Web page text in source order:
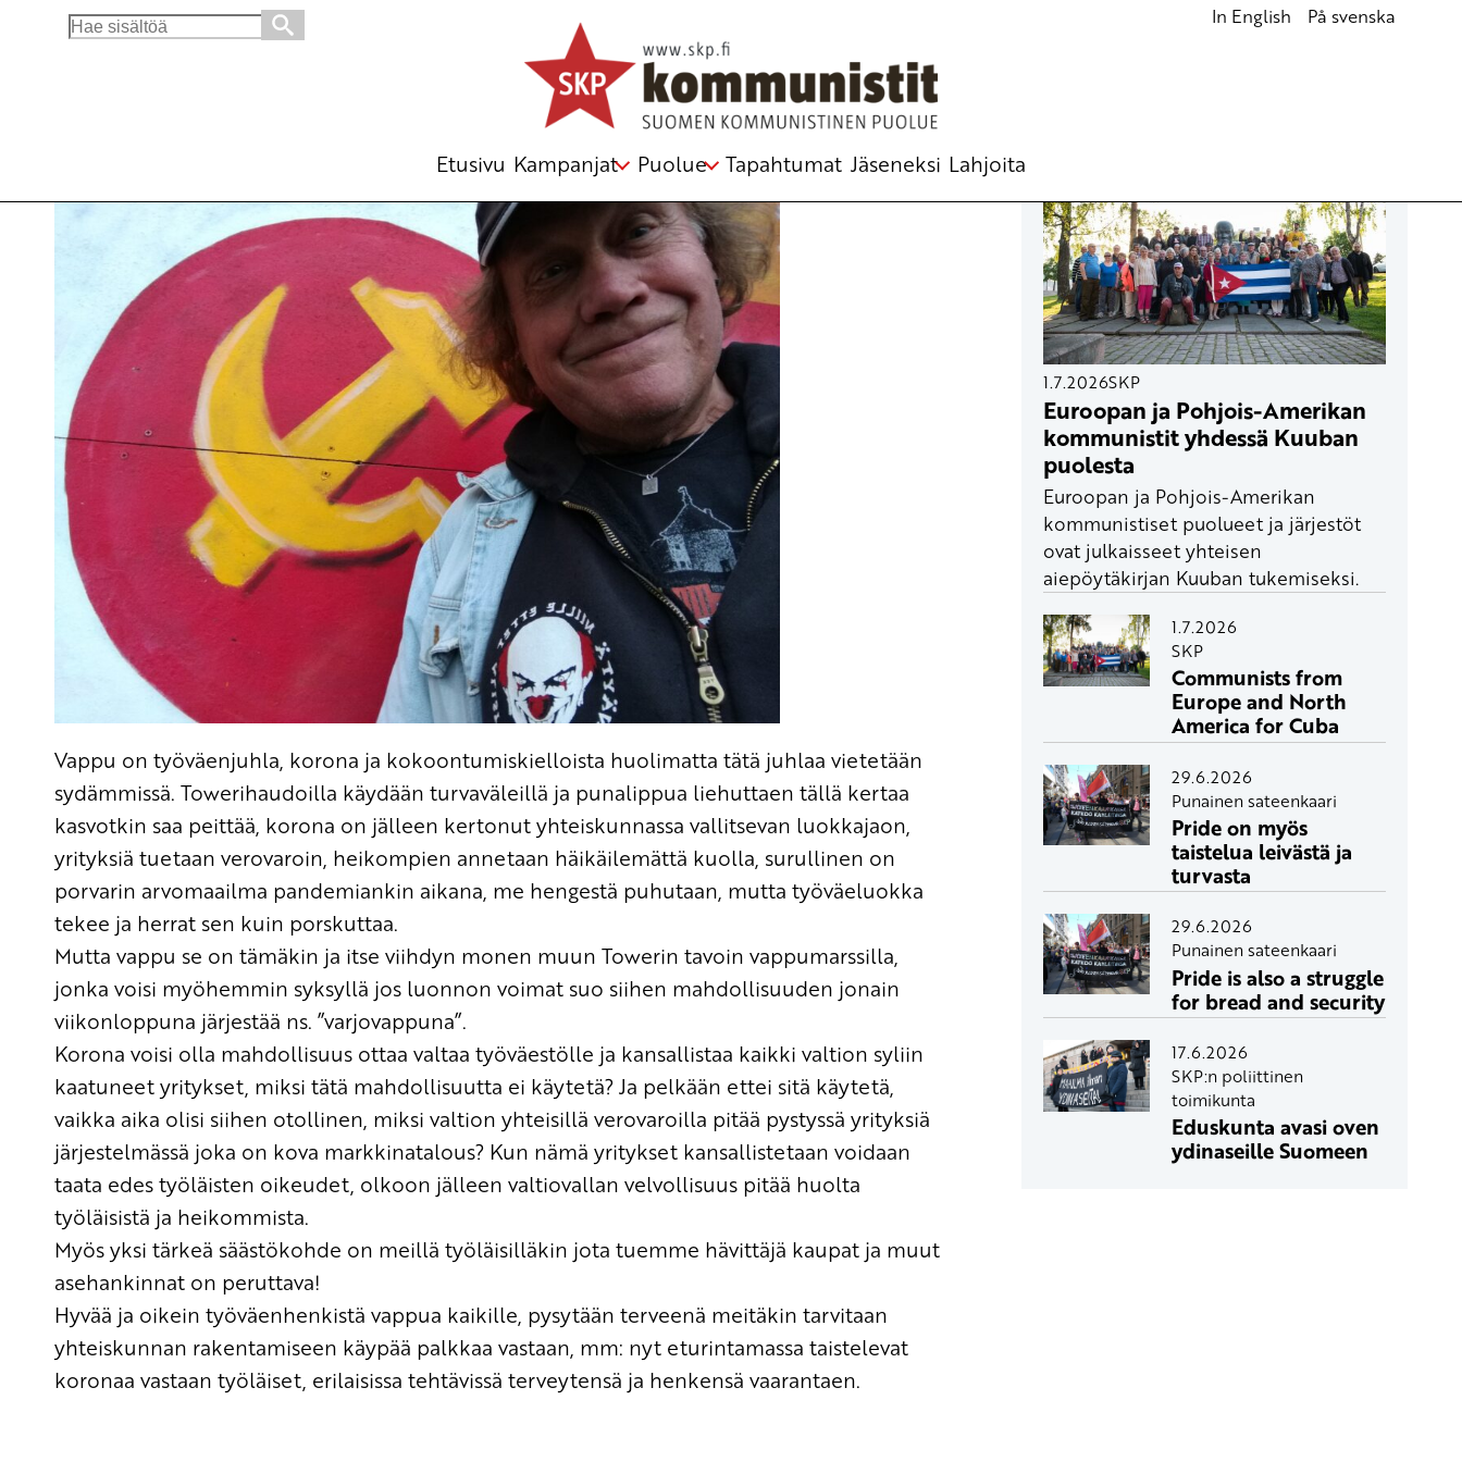
Search
In English På svenska
Etusivu Kampanjat Puolue Tapahtumat Jäseneksi Lahjoita
vappu
Vappu on työväenjuhla, korona ja kokoontumiskielloista huolimatta tätä juhlaa vietetään
sydämmissä. Towerihaudoilla käydään turvaväleillä ja punalippua liehuttaen tällä kertaa
kasvotkin saa peittää, korona on jälleen kertonut yhteiskunnassa vallitsevan luokkajaon,
yrityksiä tuetaan verovaroin, heikompien annetaan häikäilemättä kuolla, surullinen on
porvarin arvomaailma pandemiankin aikana, me hengestä puhutaan, mutta työväeluokka
tekee ja herrat sen kuin porskuttaa.
Mutta vappu se on tämäkin ja itse viihdyn monen muun Towerin tavoin vappumarssilla,
jonka voisi myöhemmin syksyllä jos luonnon voimat suo siihen mahdollisuuden jonain
viikonloppuna järjestää ns. ”varjovappuna”.
Korona voisi olla mahdollisuus ottaa valtaa työväestölle ja kansallistaa kaikki valtion syliin
kaatuneet yritykset, miksi tätä mahdollisuutta ei käytetä?Ja pelkään ettei sitä käytetä,
vaikka aika olisi siihen otollinen, miksi valtion yhteisillä verovaroilla pitää pystyssä yrityksiä
järjestelmässä joka on kova markkinatalous? Kun nämä yritykset kansallistetaan voidaan
taata edes työläisten oikeudet, olkoon jälleen valtiovallan velvollisuus pitää huolta
työläisistä ja heikommista.
Myös yksi tärkeä säästökohde on meillä työläisilläkin jota tuemme hävittäjä kaupat ja muut
asehankinnat on peruttava!
Hyvää ja oikein työväenhenkistä vappua kaikille, pysytään terveenä meitäkin tarvitaan
yhteiskunnan rakentamiseen käypää palkkaa vastaan, mm: nyt eturintamassa taistelevat
koronaa vastaan työläiset, erilaisissa tehtävissä terveytensä ja henkensä vaarantaen.
1.7.2026SKP
Euroopan ja Pohjois-Amerikan
kommunistit yhdessä Kuuban
puolesta
Euroopan ja Pohjois-Amerikan
kommunistiset puolueet ja järjestöt
ovat julkaisseet yhteisen
aiepöytäkirjan Kuuban tukemiseksi.
1.7.2026
SKP
Communists from
Europe and North
America for Cuba
29.6.2026
Punainen sateenkaari
Pride on myös
taistelua leivästä ja
turvasta
29.6.2026
Punainen sateenkaari
Pride is also a struggle
for bread and security
17.6.2026
SKP:n poliittinen
toimikunta
Eduskunta avasi oven
ydinaseille Suomeen